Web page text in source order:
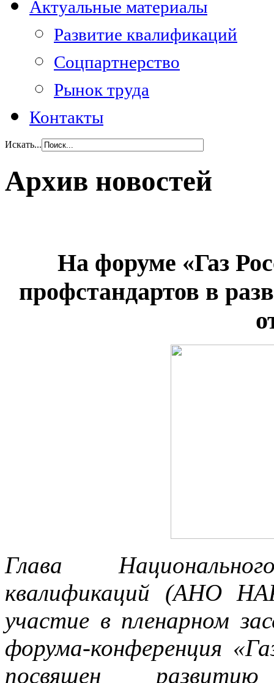
Актуальные материалы
Развитие квалификаций
Соцпартнерство
Рынок труда
Контакты
Искать...
Архив новостей
На форуме «Газ
профстандартов в
Глава
квалификаций (АНО
участие в пленарном
форума-конференция
посвящен